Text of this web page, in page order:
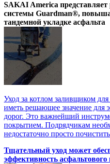
SAKAI America
системы Guardman®,
тандемной укладке асфальта
Уход за котлом заливщиком
иметь решающее значение для
дорог. Это важнейший
покрытием. Подрядчикам
недостаточно просто
Тщательный уход может
эффективность